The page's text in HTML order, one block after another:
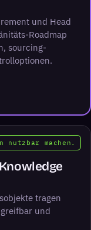
und Head
Roadmap
sourcing-
in neuem Tab)
nutzbar machen.
tragen
und